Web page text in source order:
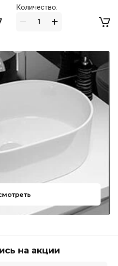
Количество:
на акции